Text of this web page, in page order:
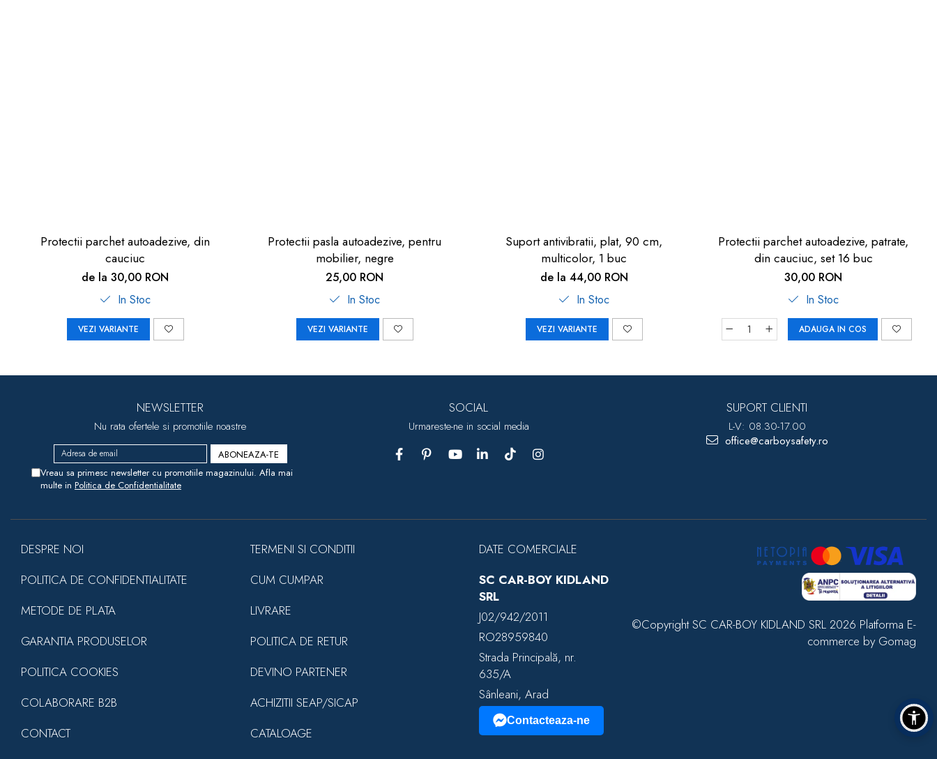
Protectii parchet autoadezive, din
cauciuc
de la 30,00 RON
In Stoc
VEZI VARIANTE
Protectii pasla autoadezive, pentru
mobilier, negre
25,00 RON
In Stoc
VEZI VARIANTE
Suport antivibratii, plat, 90 cm,
multicolor, 1 buc
de la 44,00 RON
In Stoc
VEZI VARIANTE
Protectii parchet autoadezive, patrate,
din cauciuc, set 16 buc
30,00 RON
In Stoc
ADAUGA IN COS
NEWSLETTER
Nu rata ofertele si promotiile noastre
Vreau sa primesc newsletter cu promotiile magazinului. Afla mai
multe in Politica de Confidentialitate
SOCIAL
Urmareste-ne in social media
SUPORT CLIENTI
L-V: 08.30-17.00
office@carboysafety.ro
DESPRE NOI
POLITICA DE CONFIDENTIALITATE
METODE DE PLATA
GARANTIA PRODUSELOR
POLITICA COOKIES
COLABORARE B2B
CONTACT
TERMENI SI CONDITII
CUM CUMPAR
LIVRARE
POLITICA DE RETUR
DEVINO PARTENER
ACHIZITII SEAP/SICAP
CATALOAGE
DATE COMERCIALE
SC CAR-BOY KIDLAND
SRL
J02/942/2011
RO28959840
Strada Principală, nr.
635/A
Sânleani, Arad
Contacteaza-ne
©Copyright SC CAR-BOY KIDLAND SRL 2026 Platforma E-
commerce by Gomag